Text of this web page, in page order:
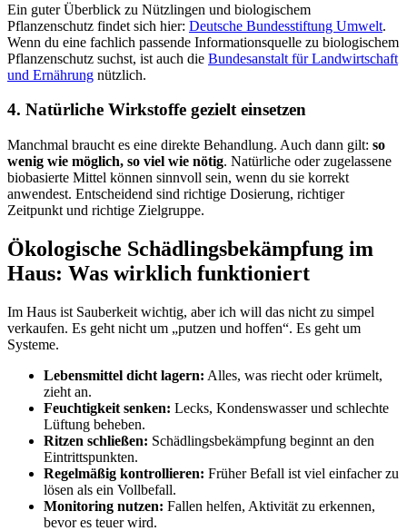
Ein guter Überblick zu Nützlingen und biologischem
Pflanzenschutz findet sich hier: Deutsche Bundesstiftung Umwelt.
Wenn du eine fachlich passende Informationsquelle zu biologischem
Pflanzenschutz suchst, ist auch die Bundesanstalt für Landwirtschaft
und Ernährung nützlich.
4. Natürliche Wirkstoffe gezielt einsetzen
Manchmal braucht es eine direkte Behandlung. Auch dann gilt: so
wenig wie möglich, so viel wie nötig. Natürliche oder zugelassene
biobasierte Mittel können sinnvoll sein, wenn du sie korrekt
anwendest. Entscheidend sind richtige Dosierung, richtiger
Zeitpunkt und richtige Zielgruppe.
Ökologische Schädlingsbekämpfung im
Haus: Was wirklich funktioniert
Im Haus ist Sauberkeit wichtig, aber ich will das nicht zu simpel
verkaufen. Es geht nicht um „putzen und hoffen“. Es geht um
Systeme.
Lebensmittel dicht lagern: Alles, was riecht oder krümelt,
zieht an.
Feuchtigkeit senken: Lecks, Kondenswasser und schlechte
Lüftung beheben.
Ritzen schließen: Schädlingsbekämpfung beginnt an den
Eintrittspunkten.
Regelmäßig kontrollieren: Früher Befall ist viel einfacher zu
lösen als ein Vollbefall.
Monitoring nutzen: Fallen helfen, Aktivität zu erkennen,
bevor es teuer wird.